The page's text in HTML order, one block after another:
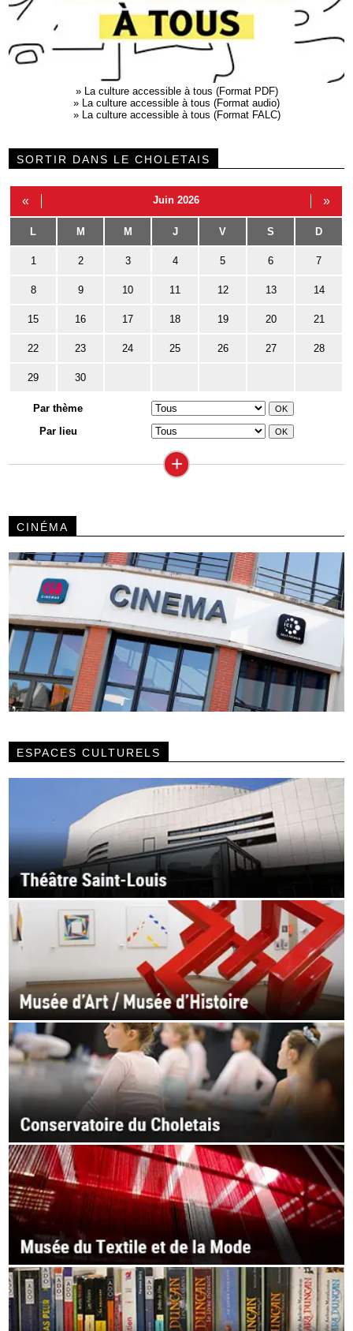
» La culture accessible à tous (Format PDF)
» La culture accessible à tous (Format audio)
» La culture accessible à tous (Format FALC)
SORTIR DANS LE CHOLETAIS
« Juin 2026 »
L M M J V S D
1 2 3 4 5 6 7
8 9 10 11 12 13 14
15 16 17 18 19 20 21
22 23 24 25 26 27 28
29 30
Par thème
Par lieu
+
CINÉMA
ESPACES CULTURELS